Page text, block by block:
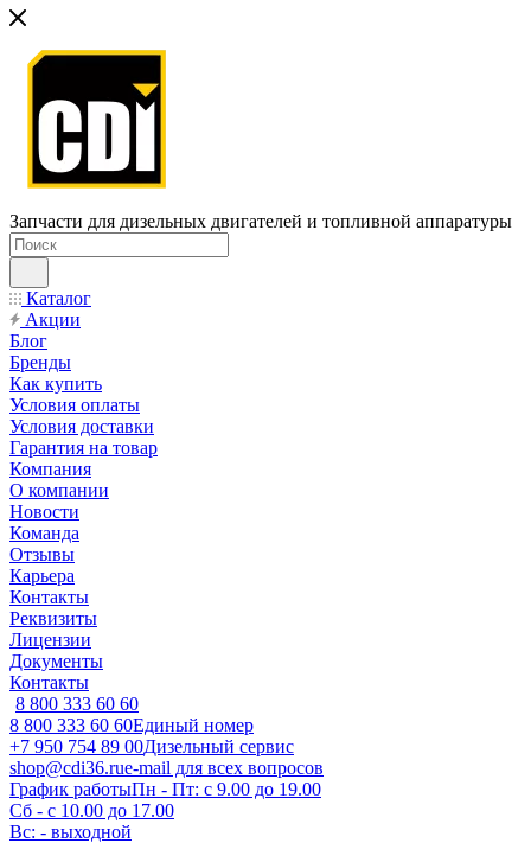
Запчасти для дизельных двигателей и топливной аппаратуры
Каталог
Акции
Блог
Бренды
Как купить
Условия оплаты
Условия доставки
Гарантия на товар
Компания
О компании
Новости
Команда
Отзывы
Карьера
Контакты
Реквизиты
Лицензии
Документы
Контакты
8 800 333 60 60
8 800 333 60 60Единый номер
+7 950 754 89 00Дизельный сервис
shop@cdi36.rue-mail для всех вопросов
График работыПн - Пт: с 9.00 до 19.00
Сб - с 10.00 до 17.00
Вс: - выходной